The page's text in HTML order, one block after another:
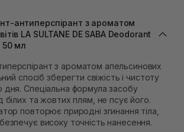
Львів, вул. Степана Бандери 45
Рівне, вул. Кулика і Гудачека 23 (ТЦ
антиперспірант з ароматом
SULTANE DE SABA Deodorant
50 мл
з ароматом апельсинових
спосіб зберегти свіжість і чистоту
дня. Спеціальна формула засобу
білих та жовтих плям, не псує його.
повторює природні згинання тіла,
високу точність нанесення.